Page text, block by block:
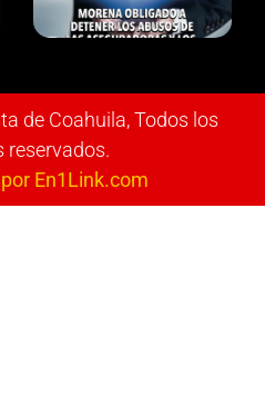
de Coahuila, Todos los
reservados.
En1Link.com